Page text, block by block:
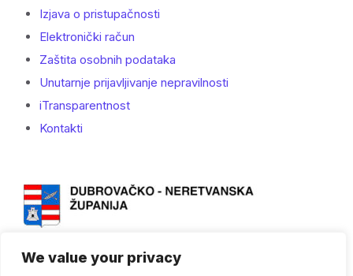
We value your privacy
Izjava o pristupačnosti
Elektronički račun
Zaštita osobnih podataka
Unutarnje prijavljivanje nepravilnosti
iTransparentnost
Kontakti